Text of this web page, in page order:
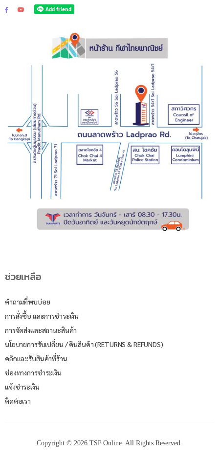
ช่วยเหลือ
คำถามที่พบบ่อย
การสั่งซื้อ และการชำระเงิน
การจัดส่งและสถานะสินค้า
นโยบายการรับเปลี่ยน / คืนสินค้า (RETURNS & REFUNDS)
คลิกและรับสินค้าที่ร้าน
ช่องทางการชำระเงิน
แจ้งชำระเงิน
ติดต่อเรา
Copyright © 2026 TSP Online. All Rights Reserved.